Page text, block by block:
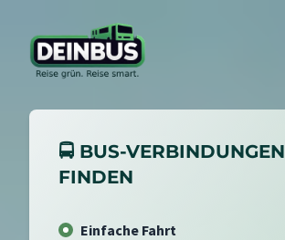
🚍 BUS-VERBINDUNGEN
FINDEN
Einfache Fahrt